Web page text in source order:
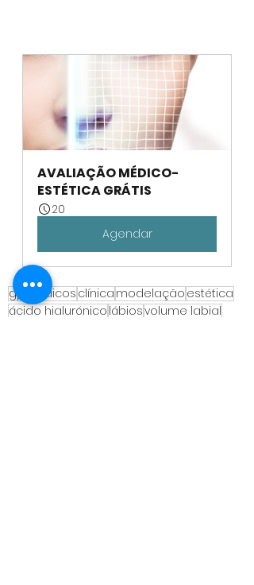
AVALIAÇÃO MÉDICO-
ESTÉTICA GRÁTIS
20
Agendar
gpmedicos clínica modelação estética
ácido hialurónico lábiosvolume labial